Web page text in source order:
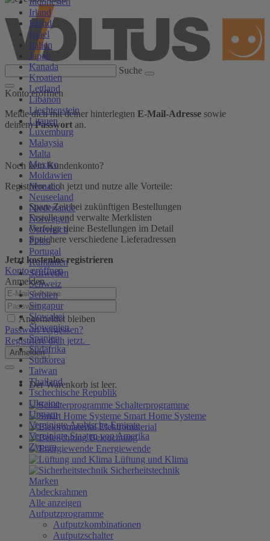
Irland
Island
Israel
Italien
Japan
Kanada
Kroatien
Lettland
Libanon
Liechtenstein
Litauen
Luxemburg
Malaysia
Malta
Mexiko
Moldawien
Monaco
Neuseeland
Niederlande
Norwegen
Österreich
Polen
Portugal
Rumänien
Schweden
Schweiz
Serbien
Singapur
Slowakei
Slowenien
Spanien
Südafrika
Südkorea
Taiwan
Thailand
Tschechische Republik
Ukraine
Ungarn
Vereinigte Arabische Emirate
Vereinigte Staaten von Amerika
Zypern
Suche
Konto eröffnen
Melde dich mit deiner hinterlegten E-Mail-Adresse sowie
deinemPasswort an.
Noch kein Kundenkonto?
Registriere dich jetzt und nutze alle Vorteile:
Spare Zeit bei zukünftigen Bestellungen
Erstelle und verwalte Merklisten
Verfolge deine Bestellungen im Detail
Speichere verschiedene Lieferadressen
Jetzt kostenlos registrieren
Konto eröffnen
Anmelden
Angemeldet bleiben
Passwort vergessen?
Registriere dich jetzt.
Anmelden
Der Warenkorb ist leer.
Schalterprogramme
Smart Home Systeme
Elektromaterial
Beleuchtung
Energiewende
Lüftung und Klima
Sicherheitstechnik
Marken
Abdeckrahmen
Alle anzeigen
Aufputzprogramme
Aufputzkombinationen
Aufputzschalter